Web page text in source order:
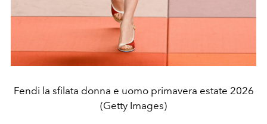
Fendi la sfilata donna e uomo primavera estate 2026
(Getty Images)